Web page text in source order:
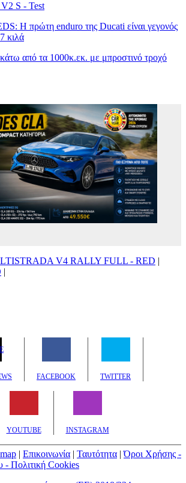
S - Test
Η πρώτη enduro της Ducati είναι γεγονός
κιλά
από τα 1000κ.εκ. με μπροστινό τροχό
V4 RALLY FULL - RED |
|
FACEBOOK TWITTER
YOUTUBE INSTAGRAM
| Επικοινωνία | Ταυτότητα |Όροι Χρήσης -
- Πολιτική Cookies